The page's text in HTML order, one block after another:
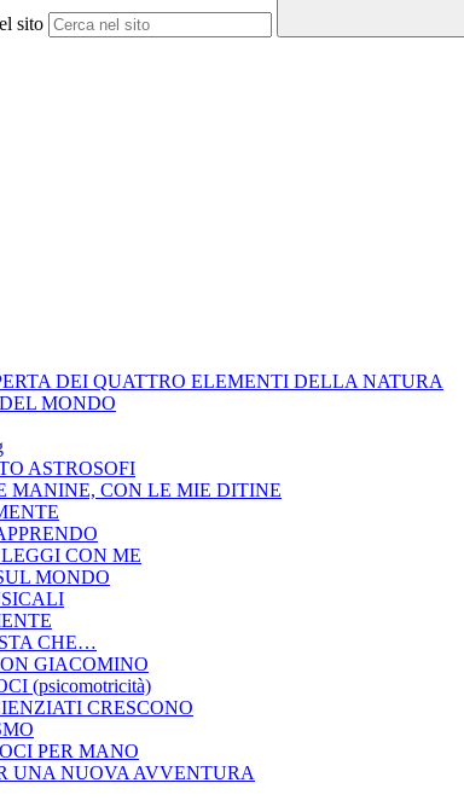
sito
DEI QUATTRO ELEMENTI DELLA NATURA
MONDO
ASTROSOFI
MANINE, CON LE MIE DITINE
CON ME
MONDO
CHE…
GIACOMINO
(psicomotricità)
CRESCONO
PER MANO
UNA NUOVA AVVENTURA